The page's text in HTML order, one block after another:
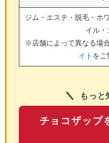
ジム・エステ・脱毛・ホ
イル・
※店舗によって異なる場
イト をご
もっと
チョコザップ